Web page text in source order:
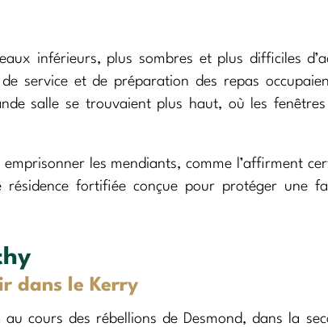
inférieurs, plus sombres et plus difficiles
service et de préparation des repas
salle se trouvaient plus haut, où les
les mendiants, comme l’affirment
fortifiée conçue pour protéger une
dans le Kerry
cours des rébellions de Desmond, dans la